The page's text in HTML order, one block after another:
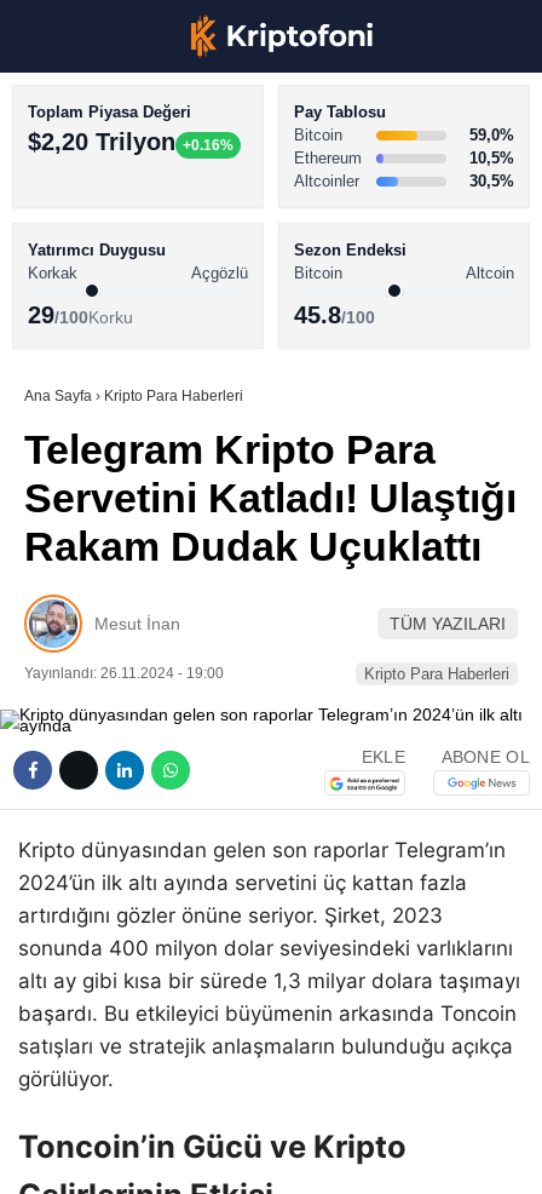
Youtube
TikTok
Telegram
BİTCOİN HABERLERİ
ALTCOİN HABERLERİ
SÖZLÜK
Toplam Piyasa Değeri
$2,20 Trilyon +0.16%
Pay Tablosu
Bitcoin
59,0%
Ethereum
10,5%
Altcoinler
30,5%
Yatırımcı Duygusu
Korkak
Açgözlü
29/100Korku
Sezon Endeksi
Bitcoin
Altcoin
45.8/100
Ana Sayfa › Kripto Para Haberleri
Telegram Kripto Para
Servetini Katladı! Ulaştığı
Rakam Dudak Uçuklattı
Mesut İnan TÜM YAZILARI
Yayınlandı: 26.11.2024 - 19:00 Kripto Para Haberleri
EKLE ABONE OL
Kripto dünyasından gelen son raporlar Telegram’ın
2024’ün ilk altı ayında servetini üç kattan fazla
artırdığını gözler önüne seriyor. Şirket, 2023
sonunda 400 milyon dolar seviyesindeki varlıklarını
altı ay gibi kısa bir sürede 1,3 milyar dolara taşımayı
başardı. Bu etkileyici büyümenin arkasında Toncoin
satışları ve stratejik anlaşmaların bulunduğu açıkça
görülüyor.
Toncoin’in Gücü ve Kripto